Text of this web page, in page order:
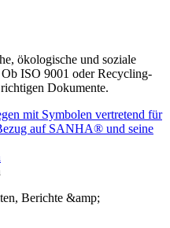
ökologische und soziale
ISO 9001 oder Recycling-
Dokumente.
Berichte &amp;